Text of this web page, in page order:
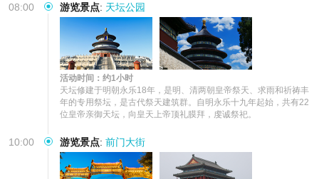
08:00 游览景点: 天坛公园
活动时间：约1小时
天坛修建于明朝永乐18年，是明、清两朝皇帝祭天、求雨和祈祷丰
年的专用祭坛，是古代祭天建筑群。自明永乐十九年起始，共有22
位皇帝亲御天坛，向皇天上帝顶礼膜拜，虔诚祭祀。
10:00 游览景点: 前门大街